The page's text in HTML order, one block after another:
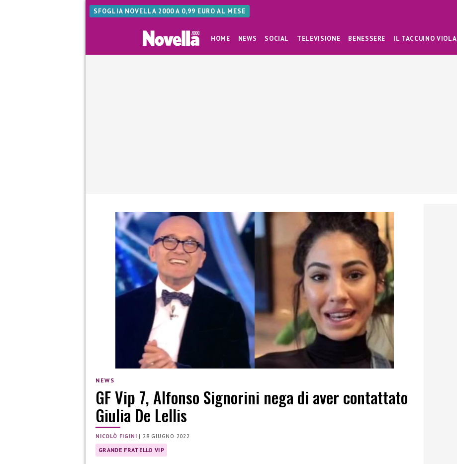
SFOGLIA NOVELLA 2000 A 0,99 EURO AL MESE
HOME NEWS SOCIAL TELEVISIONE BENESSERE IL TACCUINO VIOLA
NEWS
GF Vip 7, Alfonso Signorini nega di aver contattato
Giulia De Lellis
NICOLÒ FIGINI | 28 GIUGNO 2022
GRANDE FRATELLO VIP